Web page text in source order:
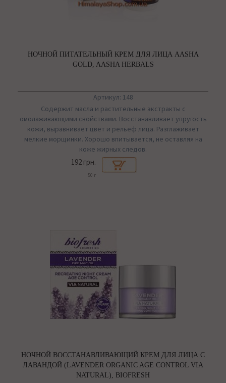
НОЧНОЙ ПИТАТЕЛЬНЫЙ КРЕМ ДЛЯ ЛИЦА AASHA
GOLD, AASHA HERBALS
Артикул: 148
Содержит масла и растительные экстракты с
омолаживающими свойствами. Восстанавливает упругость
кожи, выравнивает цвет и рельеф лица. Разглаживает
мелкие морщинки. Хорошо впитывается, не оставляя на
коже жирных следов.
192 грн.
50 г
НОЧНОЙ ВОССТАНАВЛИВАЮЩИЙ КРЕМ ДЛЯ ЛИЦА C
ЛАВАНДОЙ (LAVENDER ORGANIC AGE CONTROL VIA
NATURAL), BIOFRESH